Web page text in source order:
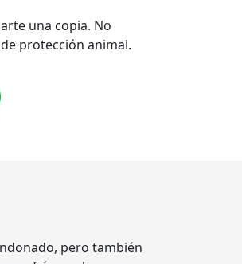
una copia. No
protección animal.
pero también